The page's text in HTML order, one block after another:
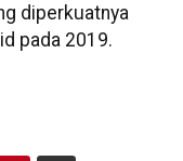
diperkuatnya
pada 2019.